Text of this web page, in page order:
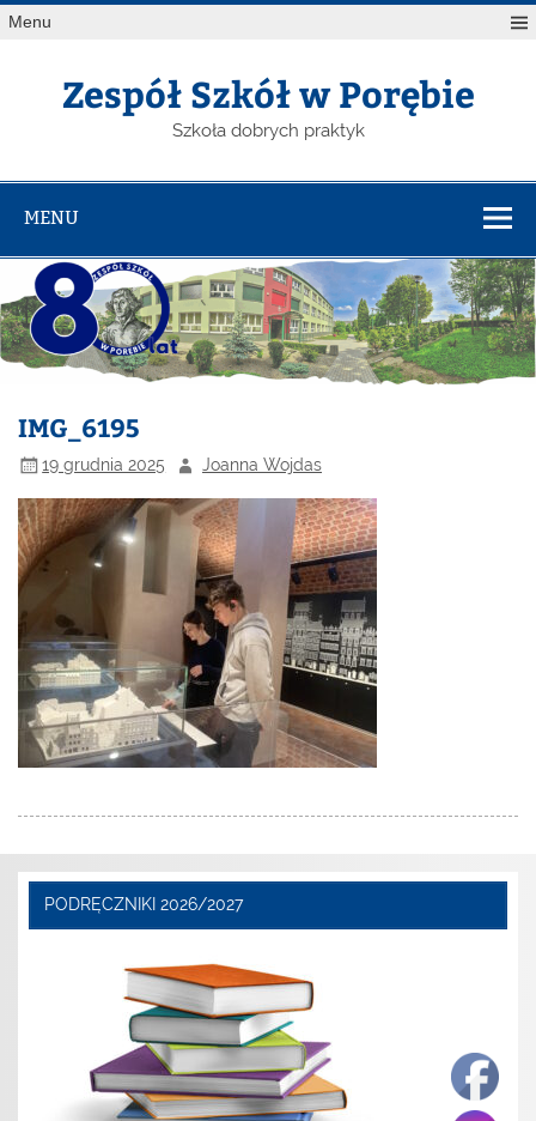
Menu
Zespół Szkół w Porębie
Szkoła dobrych praktyk
MENU
IMG_6195
19 grudnia 2025 Joanna Wojdas
PODRĘCZNIKI 2026/2027